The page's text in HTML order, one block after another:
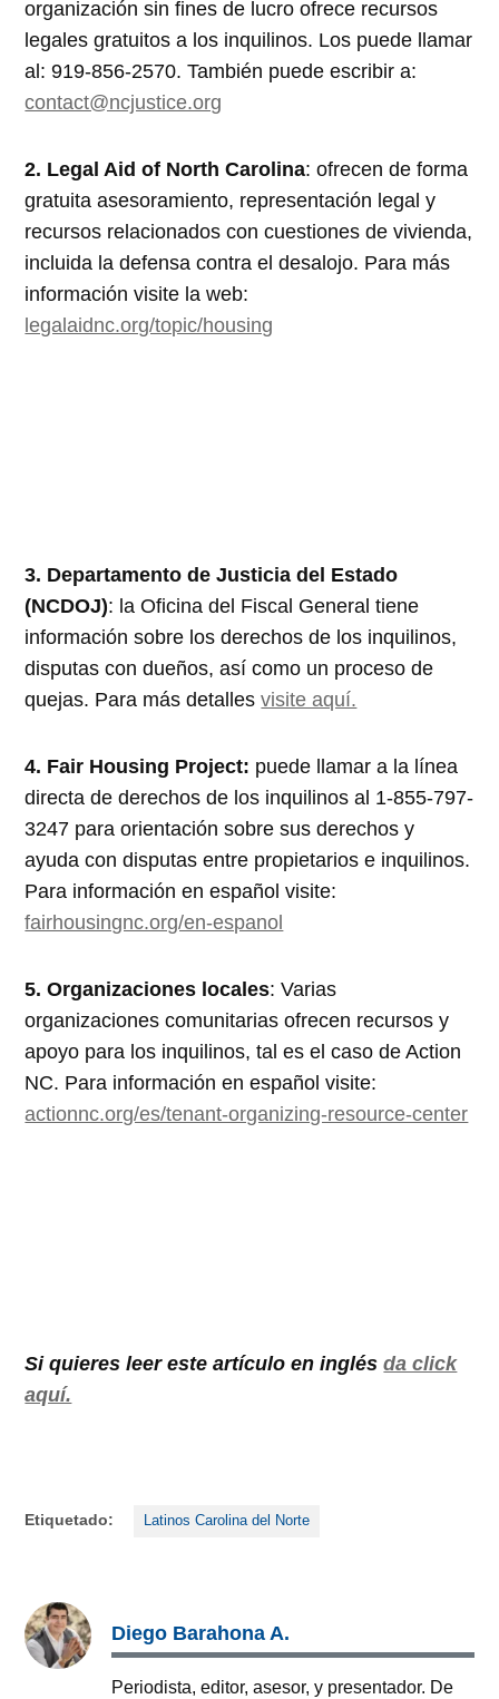
organización sin fines de lucro ofrece recursos
legales gratuitos a los inquilinos. Los puede llamar
al: 919-856-2570. También puede escribir a:
contact@ncjustice.org
2. Legal Aid of North Carolina: ofrecen de forma
gratuita asesoramiento, representación legal y
recursos relacionados con cuestiones de vivienda,
incluida la defensa contra el desalojo. Para más
información visite la web:
legalaidnc.org/topic/housing
3. Departamento de Justicia del Estado
(NCDOJ): la Oficina del Fiscal General tiene
información sobre los derechos de los inquilinos,
disputas con dueños, así como un proceso de
quejas. Para más detallesvisite aquí.
4. Fair Housing Project: puede llamar a la línea
directa de derechos de los inquilinos al 1-855-797-
3247 para orientación sobre sus derechos y
ayuda con disputas entre propietarios e inquilinos.
Para información en español visite:
fairhousingnc.org/en-espanol
5. Organizaciones locales: Varias
organizaciones comunitarias ofrecen recursos y
apoyo para los inquilinos, tal es el caso de Action
NC. Para información en español visite:
actionnc.org/es/tenant-organizing-resource-center
Si quieres leer este artículo en inglésda click
aquí.
Etiquetado: Latinos Carolina del Norte
Diego Barahona A.
Periodista, editor, asesor, y presentador. De